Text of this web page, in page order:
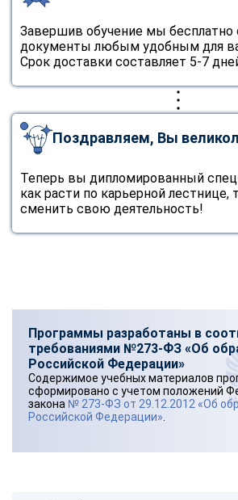
Завершив обучение мы бесплатно
документы любым удобным для
Срок доставки составляет 5-7
Поздравляем, Вы
Теперь вы дипломированный
как расти по карьерной лестнице,
сменить свою деятельность!
Программы разработаны в
требованиями №273-ФЗ «Об
Российской Федерации»
Содержимое учебных материалов
сформировано с учетом положений
закона № 273-ФЗ от 29.12.2012 «Об
Российской Федерации»